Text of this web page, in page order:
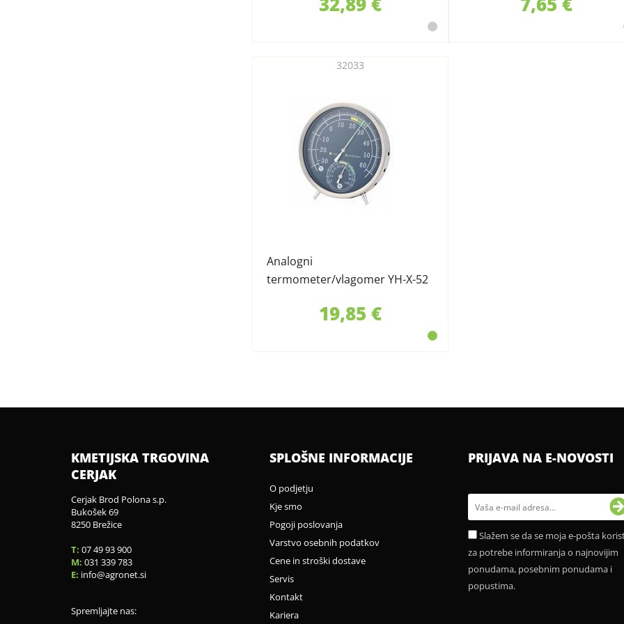
Analogni
termometer/vlagomer YH-X-52
32033
19,85 €
KMETIJSKA TRGOVINA
CERJAK
Cerjak Brod Polona s.p.
Bukošek 69
8250 Brežice
T: 07 49 93 900
M: 031 339 783
E: info agronet.si
Spremljajte nas:
SPLOŠNE INFORMACIJE
O podjetju
Kje smo
Pogoji poslovanja
Varstvo osebnih podatkov
Cene in stroški dostave
Servis
Kontakt
Kariera
PRIJAVA NA E-NOVOSTI
Slažem se da se moja e-pošta
za potrebe informiranja o najnovijim
ponudama, posebnim ponudama i
popustima.